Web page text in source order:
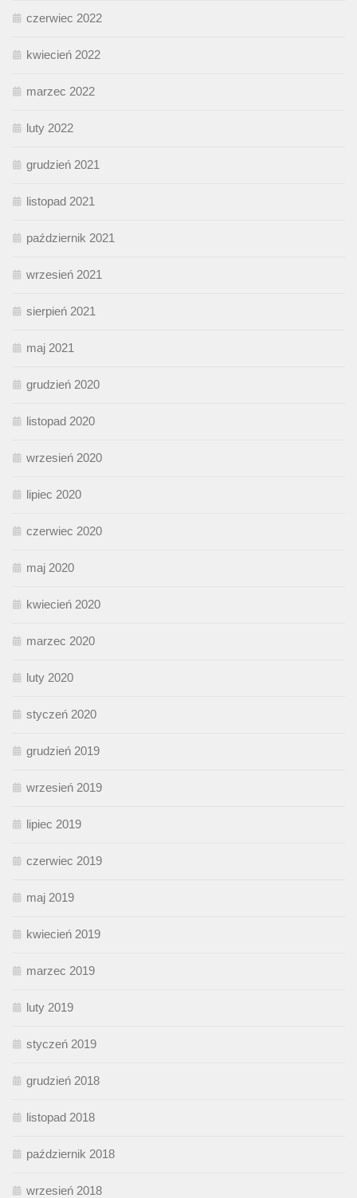
czerwiec 2022
kwiecień 2022
marzec 2022
luty 2022
grudzień 2021
listopad 2021
październik 2021
wrzesień 2021
sierpień 2021
maj 2021
grudzień 2020
listopad 2020
wrzesień 2020
lipiec 2020
czerwiec 2020
maj 2020
kwiecień 2020
marzec 2020
luty 2020
styczeń 2020
grudzień 2019
wrzesień 2019
lipiec 2019
czerwiec 2019
maj 2019
kwiecień 2019
marzec 2019
luty 2019
styczeń 2019
grudzień 2018
listopad 2018
październik 2018
wrzesień 2018